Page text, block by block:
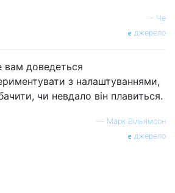
— Че
джерело
вам доведеться
з налаштуваннями,
чи невдало він плавиться.
— Марк Вільямсон
джерело